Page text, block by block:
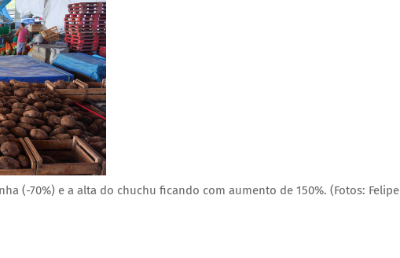
(-70%) e a alta do chuchu ficando com aumento de 150%. (Fotos: Felipe